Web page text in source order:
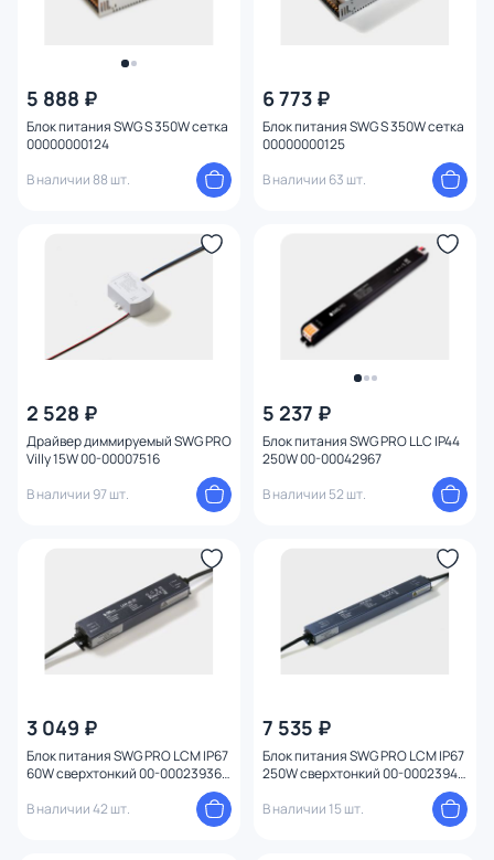
5 888 ₽
Блок питания SWG S 350W сетка
00000000124
В наличии 88 шт.
6 773 ₽
Блок питания SWG S 350W сетка
00000000125
В наличии 63 шт.
2 528 ₽
Драйвер диммируемый SWG PRO
Villy 15W 00-00007516
В наличии 97 шт.
5 237 ₽
Блок питания SWG PRO LLC IP44
250W 00-00042967
В наличии 52 шт.
3 049 ₽
Блок питания SWG PRO LCM IP67
60W сверхтонкий 00-00023936
В наличии 42 шт.
7 535 ₽
Блок питания SWG PRO LCM IP67
250W сверхтонкий 00-00023947
В наличии 15 шт.